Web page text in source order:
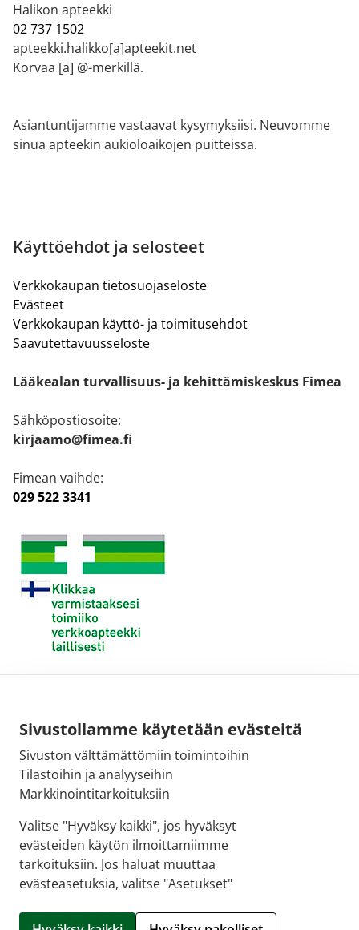
Sivustollamme käytetään evästeitä
Sivuston välttämättömiin toimintoihin
Tilastoihin ja analyyseihin
Markkinointitarkoituksiin
Valitse "Hyväksy kaikki", jos hyväksyt
evästeiden käytön ilmoittamiimme
tarkoituksiin. Jos haluat muuttaa
evästeasetuksia, valitse "Asetukset"
Halikon apteekki
02 737 1502
apteekki.halikko[a]apteekit.net
Korvaa [a] @-merkillä.
Asiantuntijamme vastaavat kysymyksiisi. Neuvomme
sinua apteekin aukioloaikojen puitteissa.
Käyttöehdot ja selosteet
Verkkokaupan tietosuojaseloste
Evästeet
Verkkokaupan käyttö- ja toimitusehdot
Saavutettavuusseloste
Lääkealan turvallisuus- ja kehittämiskeskus Fimea
Sähköpostiosoite:
kirjaamo@fimea.fi
Fimean vaihde:
029 522 3341